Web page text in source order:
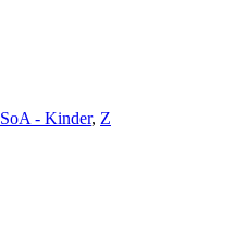
SoA - Kinder, Z